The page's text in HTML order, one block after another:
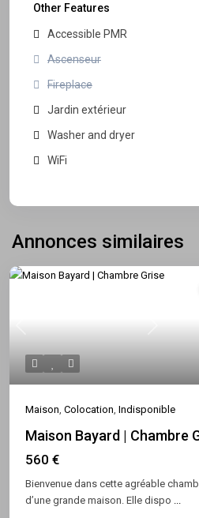
Other Features
Accessible PMR
Ascenseur
Fireplace
Jardin extérieur
Washer and dryer
WiFi
Annonces similaires
Previous Next
Maison Colocation Indisponible
Maison Bayard | Chambre
560 €
Bienvenue dans cette agréable
d’une grande maison. Elle dispo